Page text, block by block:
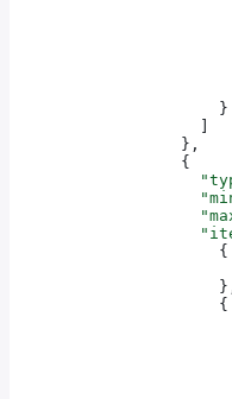
                      }
                    ]
                  },
                  {
                      {
                      {